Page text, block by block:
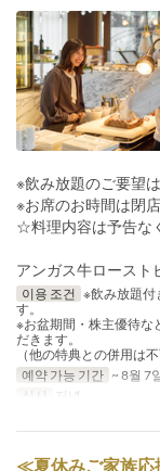
※飲み放題のご要望
※お席のお時間は閉
☆料理内容は予告な
アンガス牛ロースト
이용 조건 ※飲み放題付
す。
※お盆期間・株主優待な
だきます。
（他の特典との併用は不
예약 가능 기간 ~ 8월 7
식사
저녁
≪夏休みご家族応